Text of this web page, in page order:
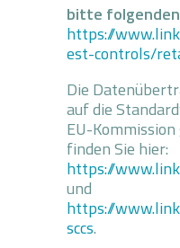
bitte
https://
est-controls/
Die
auf die
EU-
finden Sie hier:
https://
und
https://
sccs.